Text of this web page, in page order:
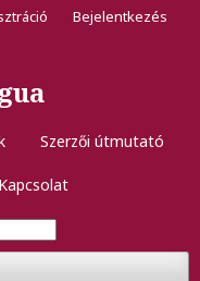
Szerzői útmutató
Kapcsolat
Bejelentkezés